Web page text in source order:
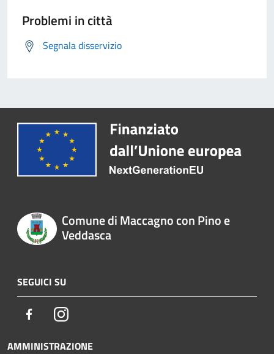
Problemi in città
Segnala disservizio
Comune di Maccagno con Pino e
Veddasca
SEGUICI SU
FacebookInstagram
AMMINISTRAZIONE